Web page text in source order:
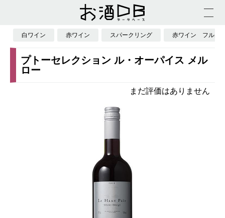
白ワイン 赤ワイン スパークリング 赤ワイン フルボ
プトーセレクション ル・オーパイス メル
ロー
まだ評価はありません